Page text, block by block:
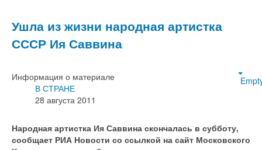
Ушла из жизни народная артистка
СССР Ия Саввина
Информация о материале
В СТРАНЕ
28 августа 2011
Народная артистка Ия Саввина скончалась в субботу,
сообщает РИА Новости со ссылкой на сайт Московского